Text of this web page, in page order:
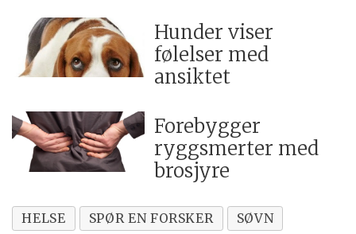
Hunder viser
følelser med
ansiktet
Forebygger
ryggsmerter med
brosjyre
HELSE SPØR EN FORSKER SØVN